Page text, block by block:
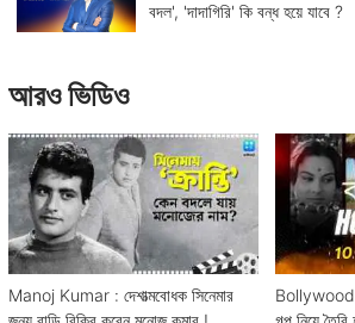
বদল', 'দাদাগিরি' কি বন্ধ হয়ে যাবে ?
আরও ভিডিও
Manoj Kumar : দেশাত্মবোধক সিনেমার
Bollywood